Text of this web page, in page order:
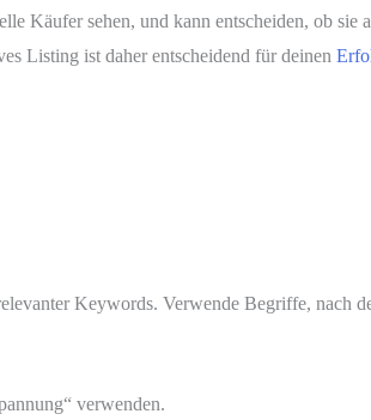
Käufer sehen, und kann entscheiden, ob sie
Listing ist daher entscheidend für deinen
Keywords. Verwende Begriffe, nach
verwenden.